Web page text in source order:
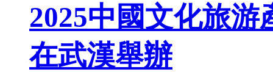
2025中國文化旅游
在武漢舉辦